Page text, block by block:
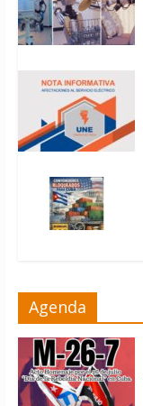
Agenda